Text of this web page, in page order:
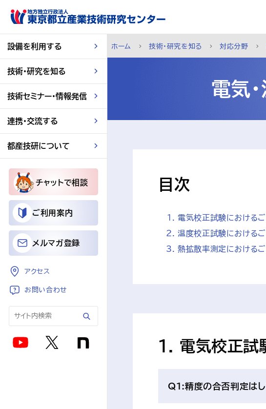
スキップして本文へ
設備を利用する
技術・研究を知る
技術セミナー・情報発信
連携・交流する
都産技研について
チャットで相談
ご利用案内
メルマガ登録
アクセス
お問い合わせ
ホーム 技術・研究を知る 対応分野
電気
目次
電気校正試験における
温度校正試験における
熱拡散率測定における
1. 電気校正試
Q1:精度の合否判定はし